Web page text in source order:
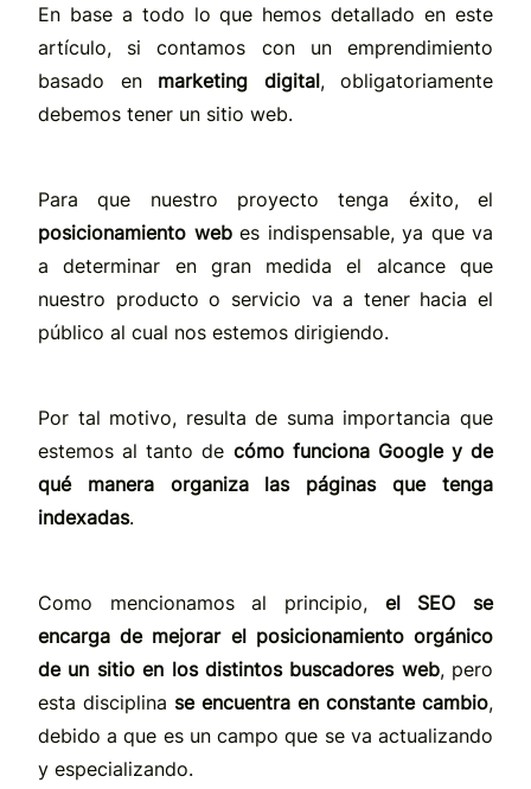
En base a todo lo que hemos detallado en este
artículo, si contamos con un emprendimiento
basado en marketing digital, obligatoriamente
debemos tener un sitio web.
Para que nuestro proyecto tenga éxito, el
posicionamiento webes indispensable, ya que va
a determinar en gran medida el alcance que
nuestro producto o servicio va a tener hacia el
público al cual nos estemos dirigiendo.
Por tal motivo, resulta de suma importancia que
estemos al tanto de cómo funciona Google y de
qué manera organiza las páginas que tenga
indexadas.
Como mencionamos al principio, el SEO se
encarga de mejorar el posicionamiento orgánico
de un sitio en los distintos buscadores web, pero
esta disciplina se encuentra en constante cambio,
debido a que es un campo que se va actualizando
y especializando.